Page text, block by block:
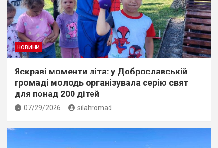
НОВИНИ
Яскраві моменти літа: у Доброславській
громаді молодь організувала серію свят
для понад 200 дітей
07/29/2026 silahromad